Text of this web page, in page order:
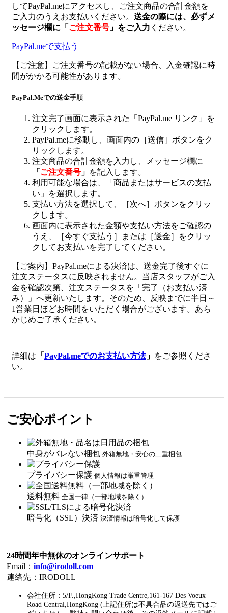
してPayPal.meにアクセスし、ご注文商品の合計金額を
ご入力のうえお支払いください。 送金の際には、必ずメ
ッセージ欄に 「 ご注文番号 」 をご入力 ください。
PayPal.meで支払う
【ご注意】ご注文番号の記載がない場合、入金確認に時
間がかかる可能性があります。
PayPal.Meでの送金手順
注文完了画面に表示された「PayPal.me リンク」を
クリックします。
PayPal.meに移動し、画面内の［送信］ボタンをク
リックします。
注文商品の合計金額を入力し、メッセージ欄に
「 ご注文番号 」 を記入します。
利用可能な場合は、「商品またはサービスの支払
い」を選択します。
支払い方法を選択して、［次へ］ボタンをクリッ
クします。
画面内に表示された金額や支払い方法をご確認の
うえ、［今すぐ支払う］または［送金］をクリッ
クしてお支払いを完了してください。
【ご案内】PayPal.meによる決済は、送金完了後すぐに
注文ステータスに反映されません。当店スタッフがご入
金を確認次第、注文ステータスを「完了（お支払い済
み）」へ更新いたします。そのため、反映までに半日～
1営業日ほどお時間をいただく場合がございます。あら
かじめご了承ください。
詳細は 「 PayPal.meでのお支払い方法」 をご参照くださ
い。
ご安心ポイント
中身がバレない梱包 外箱無地・安心の二重梱包
プライバシー保護 個人情報は厳重管理
送料無料 全国一律（一部地域を除く）
暗号化（SSL）決済 決済情報は暗号化して保護
24時間年中無休のオンラインサポート
Email： info@irodoll.com
連絡先：IRODOLL
会社住所：5/F.,HongKong Trade Centre,161-167 Des Voeux
Road Central,HongKong (上記住所は不具合品の返送先ではご